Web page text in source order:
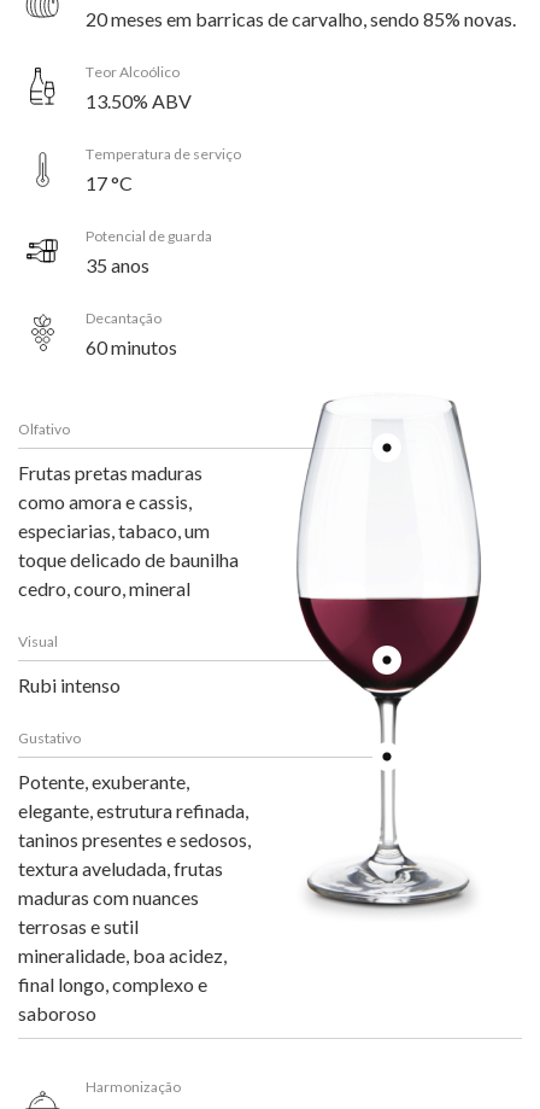
20 meses em barricas de carvalho, sendo 85% novas.
Teor Alcoólico
13.50% ABV
Temperatura de serviço
17 °C
Potencial de guarda
35 anos
Decantação
60 minutos
Olfativo
Frutas pretas maduras
como amora e cassis,
especiarias, tabaco, um
toque delicado de baunilha
cedro, couro, mineral
Visual
Rubi intenso
Gustativo
Potente, exuberante,
elegante, estrutura refinada,
taninos presentes e sedosos,
textura aveludada, frutas
maduras com nuances
terrosas e sutil
mineralidade, boa acidez,
final longo, complexo e
saboroso
Harmonização